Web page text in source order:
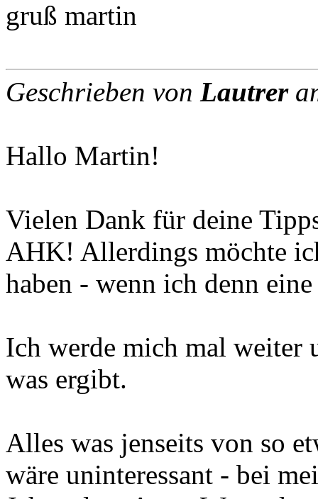
gruß martin
Geschrieben von Lautrer
Hallo Martin!
Vielen Dank für deine
AHK! Allerdings möchte
haben - wenn ich denn
Ich werde mich mal weiter
was ergibt.
Alles was jenseits von so
wäre uninteressant - bei